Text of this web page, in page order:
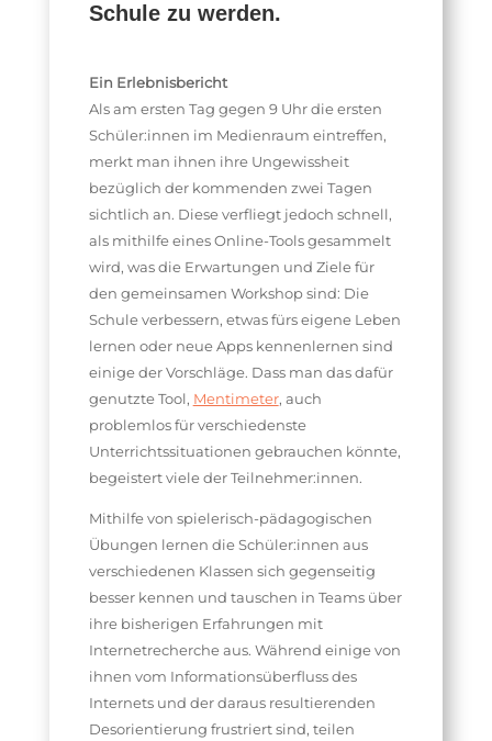
Schule zu werden.
Ein Erlebnisbericht
Als am ersten Tag gegen 9 Uhr die ersten
Schüler:innen im Medienraum eintreffen,
merkt man ihnen ihre Ungewissheit
bezüglich der kommenden zwei Tagen
sichtlich an. Diese verfliegt jedoch schnell,
als mithilfe eines Online-Tools gesammelt
wird, was die Erwartungen und Ziele für
den gemeinsamen Workshop sind: Die
Schule verbessern, etwas fürs eigene Leben
lernen oder neue Apps kennenlernen sind
einige der Vorschläge. Dass man das dafür
genutzte Tool, Mentimeter, auch
problemlos für verschiedenste
Unterrichtssituationen gebrauchen könnte,
begeistert viele der Teilnehmer:innen.
Mithilfe von spielerisch-pädagogischen
Übungen lernen die Schüler:innen aus
verschiedenen Klassen sich gegenseitig
besser kennen und tauschen in Teams über
ihre bisherigen Erfahrungen mit
Internetrecherche aus. Während einige von
ihnen vom Informationsüberfluss des
Internets und der daraus resultierenden
Desorientierung frustriert sind, teilen